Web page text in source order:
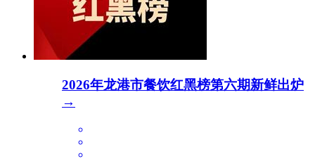
2026年龙港市餐饮红黑榜第六期新鲜出炉
→